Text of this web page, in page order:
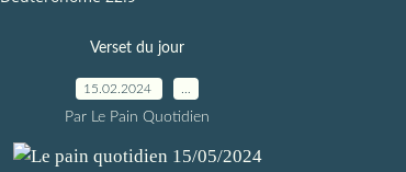
Verset du jour
15.02.2024
Par Le Pain Quotidien